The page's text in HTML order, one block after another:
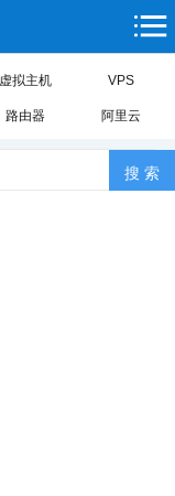
虚拟主机 VPS
路由器 阿里云